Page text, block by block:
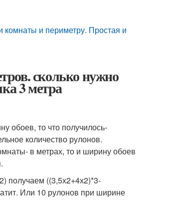
комнаты и периметру. Простая и
сколько нужно
3 метра
обоев, то что получилось-
количество рулонов.
в метрах, то и ширину обоев
получаем ((3,5х2+4х2)*3-
Или 10 рулонов при ширине